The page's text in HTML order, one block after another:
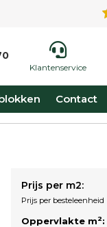
Klantenservice
Contact
Prijs per m2:
Prijs per besteleenheid
Oppervlakte m2: